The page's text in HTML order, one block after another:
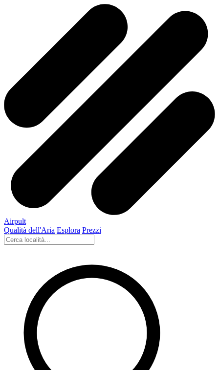
Airpult
Qualità dell'Aria Esplora Prezzi